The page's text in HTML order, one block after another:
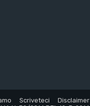
Scriveteci
Disclaimer